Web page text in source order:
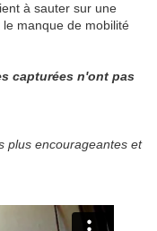
à sauter sur une
manque de mobilité
capturées n'ont pas
plus encourageantes et